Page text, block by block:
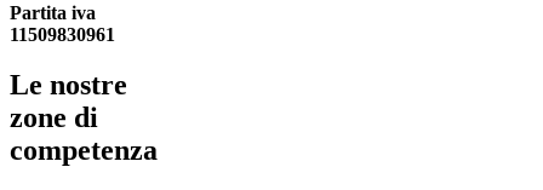
Partita iva
11509830961
Le nostre
zone di
competenza